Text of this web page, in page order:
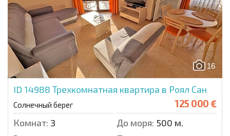
16
ID 14988 Трехкомнатная квартира в Роял Сан
Солнечный берег 125 000 €
Комнат: 3 До моря: 500 м.